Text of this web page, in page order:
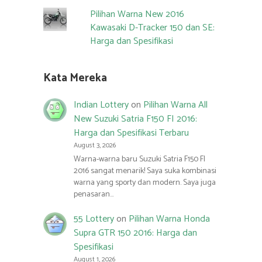
Pilihan Warna New 2016
Kawasaki D-Tracker 150 dan SE:
Harga dan Spesifikasi
Kata Mereka
Indian Lotteryon Pilihan Warna All
New Suzuki Satria F150 FI 2016:
Harga dan Spesifikasi Terbaru
August 3, 2026
Warna-warna baru Suzuki Satria F150 FI
2016 sangat menarik! Saya suka kombinasi
warna yang sporty dan modern. Saya juga
penasaran…
55 Lotteryon Pilihan Warna Honda
Supra GTR 150 2016: Harga dan
Spesifikasi
August 1, 2026